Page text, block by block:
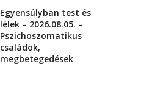
Egyensúlyban test és
lélek – 2026.08.05. –
Pszichoszomatikus
családok,
megbetegedések